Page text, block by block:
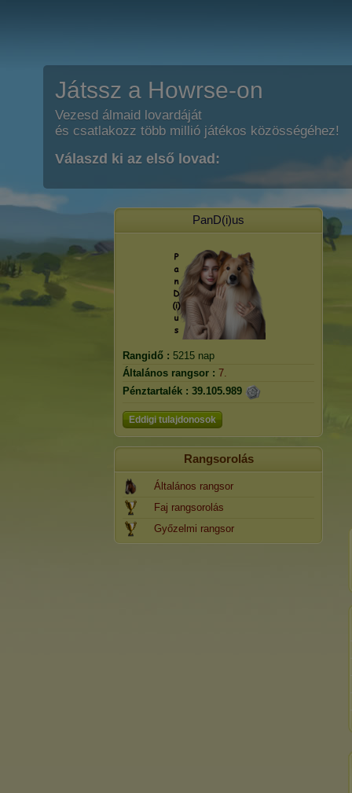
Játssz a Howrse-on
Vezesd álmaid lovardáját
és csatlakozz több millió játékos közösségéhez!
Válaszd ki az első lovad:
PanD(i)us
Rangidő : 5215 nap
Általános rangsor : 7.
Pénztartalék : 39.105.989
Eddigi tulajdonosok
Rangsorolás
Általános rangsor
Faj rangsorolás
Győzelmi rangsor